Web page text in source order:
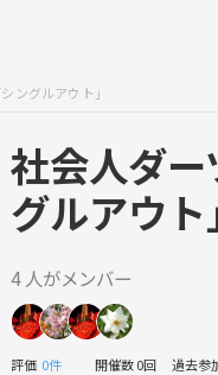
ングルアウト」
社会人ダ
グルアウト
4 人がメンバー
評価 0件 開催数 0回 過去参